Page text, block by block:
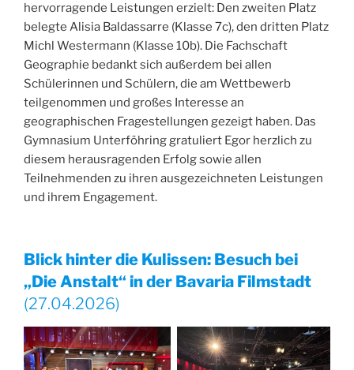
hervorragende Leistungen erzielt: Den zweiten Platz
belegte Alisia Baldassarre (Klasse 7c), den dritten Platz
Michl Westermann (Klasse 10b). Die Fachschaft
Geographie bedankt sich außerdem bei allen
Schülerinnen und Schülern, die am Wettbewerb
teilgenommen und großes Interesse an
geographischen Fragestellungen gezeigt haben. Das
Gymnasium Unterföhring gratuliert Egor herzlich zu
diesem herausragenden Erfolg sowie allen
Teilnehmenden zu ihren ausgezeichneten Leistungen
und ihrem Engagement.
Blick hinter die Kulissen: Besuch bei
„Die Anstalt“ in der Bavaria Filmstadt
(27.04.2026)